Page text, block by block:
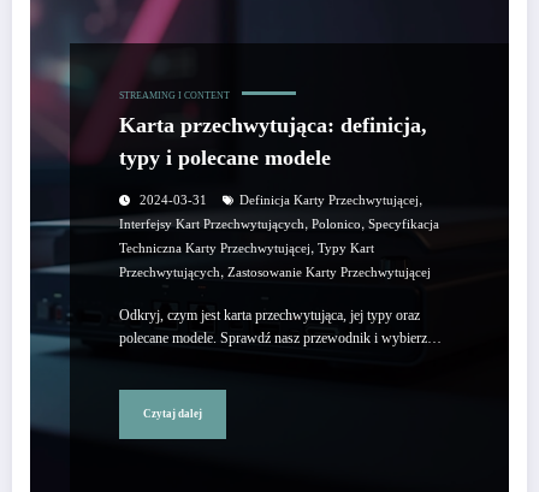
STREAMING I CONTENT
Karta przechwytująca: definicja,
typy i polecane modele
2024-03-31 Definicja Karty Przechwytującej,
Interfejsy Kart Przechwytujących, Polonico, Specyfikacja
Techniczna Karty Przechwytującej, Typy Kart
Przechwytujących, Zastosowanie Karty Przechwytującej
Odkryj, czym jest karta przechwytująca, jej typy oraz
polecane modele. Sprawdź nasz przewodnik i wybierz…
Czytaj dalej